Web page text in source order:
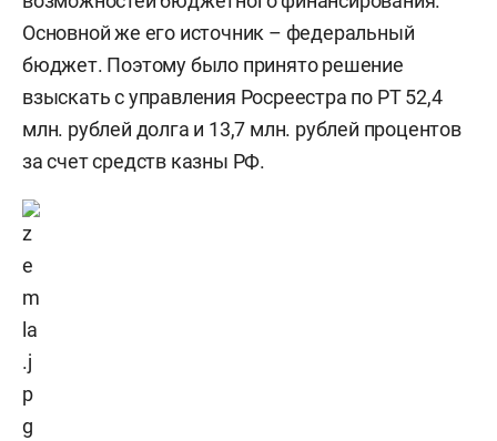
Основной же его источник – федеральный
бюджет. Поэтому было принято решение
взыскать с управления Росреестра по РТ 52,4
млн. рублей долга и 13,7 млн. рублей процентов
за счет средств казны РФ.